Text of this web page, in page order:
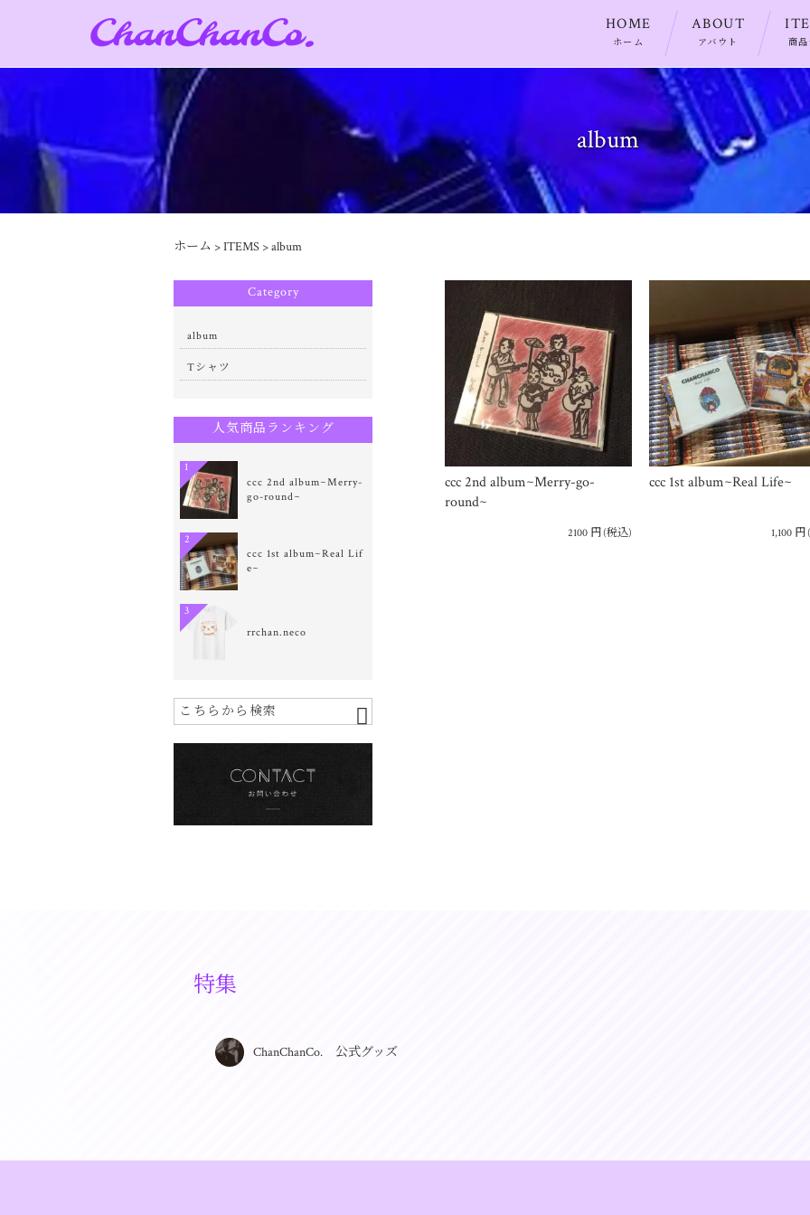
HOME
ホーム
ABOUT
アバウト 商
album
ホーム >ITEMS >album
ccc 2nd album~Merry-go-
round~
2100 円(税込)
ccc 1st album~Real Life~
1,100 円
Category
album
Tシャツ
人気商品ランキング
ccc 2nd album~Merry-
go-round~
1
ccc 1st album~Real Lif
e~
2
rrchan.neco
3
特集
ChanChanCo. 公式グッズ